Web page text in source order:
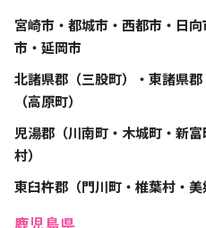
宮崎市・都城市・西都市・日
市・延岡市
北諸県郡（三股町）・東諸県
（高原町）
児湯郡（川南町・木城町・新
村）
東臼杵郡（門川町・椎葉村・